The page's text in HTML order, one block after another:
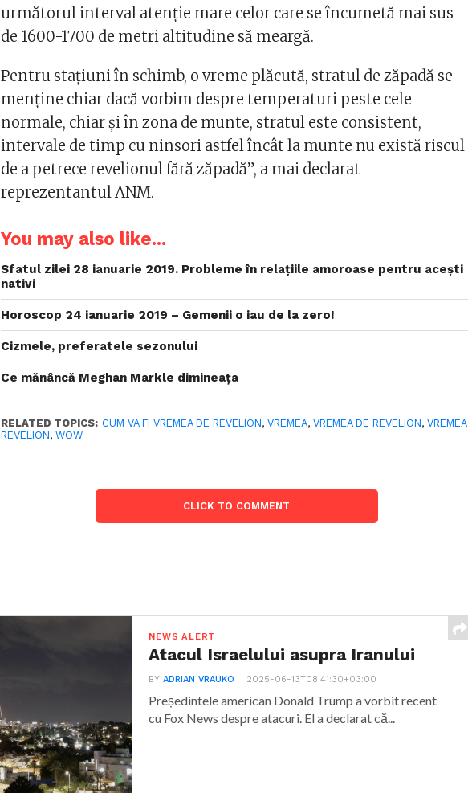
următorul interval atenție mare celor care se încumetă mai sus
de 1600-1700 de metri altitudine să meargă.
Pentru stațiuni în schimb, o vreme plăcută, stratul de zăpadă se
menține chiar dacă vorbim despre temperaturi peste cele
normale, chiar și în zona de munte, stratul este consistent,
intervale de timp cu ninsori astfel încât la munte nu există riscul
de a petrece revelionul fără zăpadă”, a mai declarat
reprezentantul ANM.
You may also like...
Sfatul zilei 28 ianuarie 2019. Probleme în relațiile amoroase pentru acești
nativi
Horoscop 24 ianuarie 2019 – Gemenii o iau de la zero!
Cizmele, preferatele sezonului
Ce mănâncă Meghan Markle dimineața
RELATED TOPICS: CUM VA FI VREMEA DE REVELION,VREMEA,VREMEA DE REVELION,VREMEA
REVELION,WOW
CLICK TO COMMENT
NEWS ALERT
Atacul Israelului asupra Iranului
BYADRIAN VRAUKO 2025-06-13T08:41:30+03:00
Președintele american Donald Trump a vorbit recent
cu Fox News despre atacuri. El a declarat că...